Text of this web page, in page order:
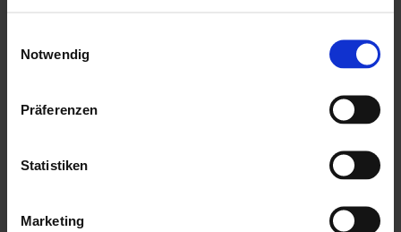
Notwendig
Präferenzen
Statistiken
Marketing
Dashlets, die über die Konfiguration nicht auf
Benutzern jederzeit im Vorschaubereich zur Auswahl
der Navigation.